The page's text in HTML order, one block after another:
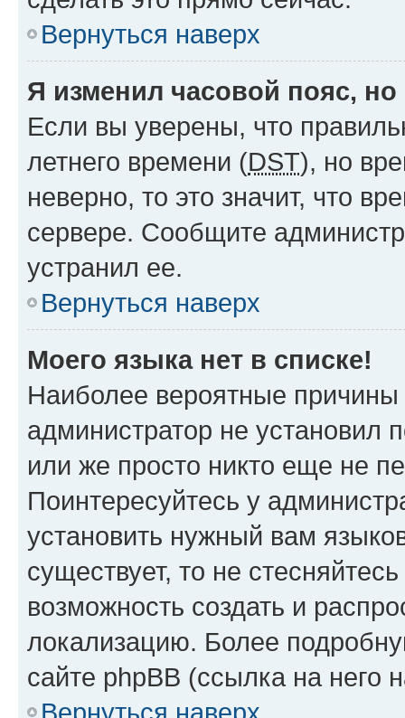
Вернуться наверх
Я изменил часовой пояс,
Если вы уверены, что
летнего времени (DST), но
неверно, то это значит, что
сервере. Сообщите
устранил ее.
Вернуться наверх
Моего языка нет в списке!
Наиболее вероятные причины
администратор не установил
или же просто никто еще не
Поинтересуйтесь у
установить нужный вам
существует, то не
возможность создать и
локализацию. Более
сайте phpBB (ссылка на него
Вернуться наверх